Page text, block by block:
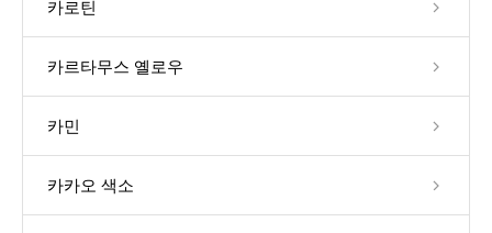
카로틴
카르타무스 옐로우
카민
카카오 색소